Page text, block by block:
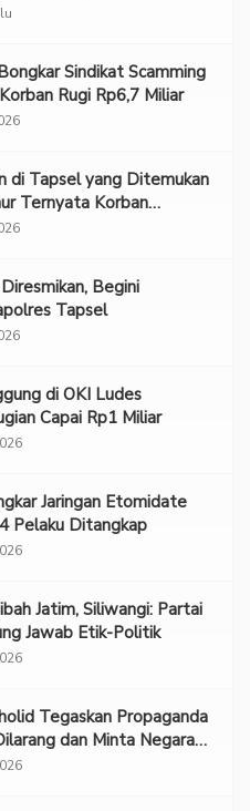
Sindikat Scamming
Rugi Rp6,7 Miliar
di Tapsel yang Ditemukan
Ternyata Korban
Begini
Tapsel
di OKI Ludes
Capai Rp1 Miliar
Jaringan Etomidate
Pelaku Ditangkap
Jatim, Siliwangi: Partai
Jawab Etik-Politik
Tegaskan Propaganda
dan Minta Negara